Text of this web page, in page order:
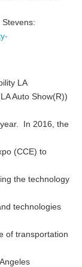
LA
Auto Show(R))
In 2016, the
(CCE) to
the technology
technologies
of transportation